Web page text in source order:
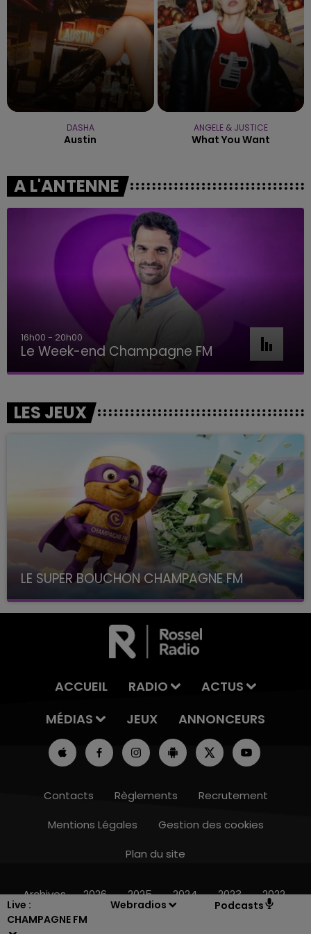
Live :
CHAMPAGNE FM
Webradios Podcasts
16h00 - 20h00
DASHA
Austin
ANGELE & JUSTICE
What You Want
A L'ANTENNE
16h00 - 20h00
Le Week-end Champagne FM
LES JEUX
LE SUPER BOUCHON CHAMPAGNE FM
avec La Famille Champagne FM, à 8H10
ACCUEIL RADIO
ACTUS
MÉDIAS
JEUX ANNONCEURS
Contacts Règlements
Recrutement
Mentions Légales
Gestion des cookies
Plan du site
Archives 2026 2025 2024 2023 2022